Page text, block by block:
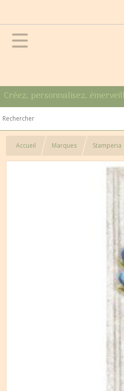
Créez, personnalisez,
Accueil Marques Stamperia